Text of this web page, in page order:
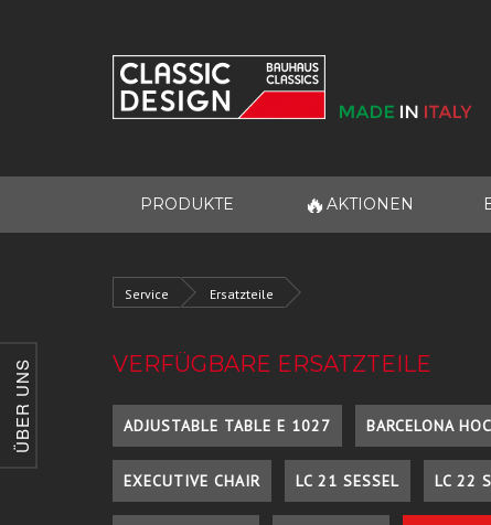
ÜBER UNS
PRODUKTE 🔥 AKTIONEN
Service Ersatzteile
VERFÜGBARE ERSATZTEILE
ADJUSTABLE TABLE E 1027 BARCELONA
EXECUTIVE CHAIR LC 21 SESSEL LC 22